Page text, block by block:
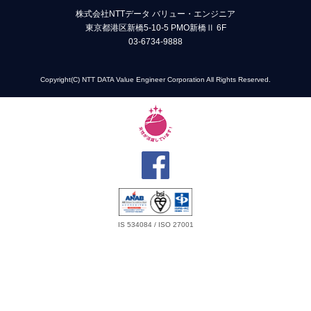
株式会社NTTデータ バリュー・エンジニア
東京都港区新橋5-10-5 PMO新橋Ⅱ 6F
03-6734-9888
Copyright(C) NTT DATA Value Engineer Corporation All Rights Reserved.
IS 534084 / ISO 27001